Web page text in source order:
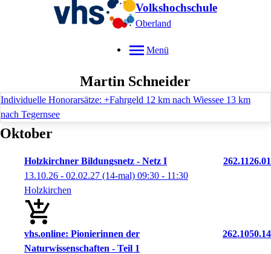
Volkshochschule
Oberland
Menü
Martin Schneider
Individuelle Honorarsätze: +Fahrgeld 12 km nach Wiessee 13 km
nach Tegernsee
Oktober
Holzkirchner Bildungsnetz - Netz I
262.1126.01
13.10.26 - 02.02.27 (14-mal) 09:30 - 11:30
Holzkirchen
vhs.online: Pionierinnen der
Naturwissenschaften - Teil 1
262.1050.14